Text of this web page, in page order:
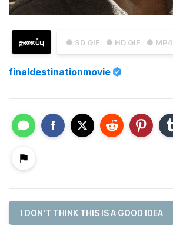
● SD GIF ● HD GIF ● MP4
தலைப்பு
finaldestinationmovie
I DON'T THINK THIS IS A GOOD IDEA